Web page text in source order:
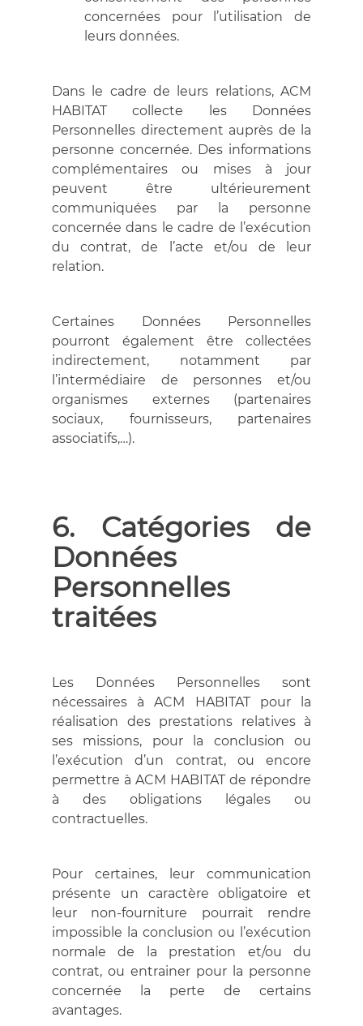
concernées pour l’utilisation de
leurs données.
Dans le cadre de leurs relations, ACM
HABITAT collecte les Données
Personnelles directement auprès de la
personne concernée. Des informations
complémentaires ou mises à jour
peuvent être ultérieurement
communiquées par la personne
concernée dans le cadre de l’exécution
du contrat, de l’acte et/ou de leur
relation.
Certaines Données Personnelles
pourront également être collectées
indirectement, notamment par
l’intermédiaire de personnes et/ou
organismes externes (partenaires
sociaux, fournisseurs, partenaires
associatifs,…).
6. Catégories de
Données
Personnelles
traitées
Les Données Personnelles sont
nécessaires à ACM HABITAT pour la
réalisation des prestations relatives à
ses missions, pour la conclusion ou
l’exécution d’un contrat, ou encore
permettre à ACM HABITAT de répondre
à des obligations légales ou
contractuelles.
Pour certaines, leur communication
présente un caractère obligatoire et
leur non-fourniture pourrait rendre
impossible la conclusion ou l’exécution
normale de la prestation et/ou du
contrat, ou entrainer pour la personne
concernée la perte de certains
avantages.